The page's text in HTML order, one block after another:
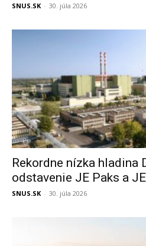
SNUS.SK - 30. júla 2026
Rekordne nízka hladina
odstavenie JE Paks a
SNUS.SK - 30. júla 2026